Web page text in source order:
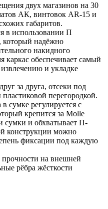
двух магазинов на 30
АК, винтовок AR-15 и
габаритов.
в использовании П
который надёжно
накидного
каркас обеспечивает самый
и укладке
за друга, отсеки под
перегородкой.
сумке регулируется с
крепится за Molle
сумки и обхватывает П-
конструкции можно
фиксации под каждую
прочности на внешней
рёбра жёсткости